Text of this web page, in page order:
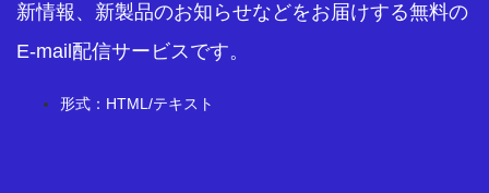
新情報、新製品のお知らせなどをお届けする無料の
E-mail配信サービスです。
形式：HTML/テキスト